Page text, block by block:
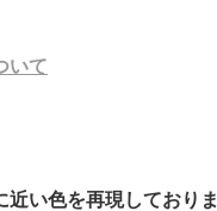
いて
い色を再現しており